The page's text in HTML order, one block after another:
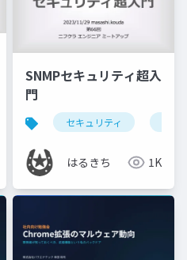
脆弱性管理
SNMPセキュリティ超入
門
セキュリティ
はるきち 1K